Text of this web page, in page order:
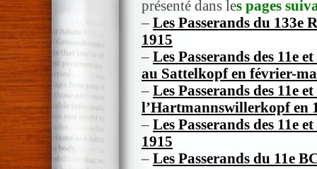
présenté dans les pages
– Les Passerands du 133e
1915
– Les Passerands des 11e
au Sattelkopf en février-
– Les Passerands des 11e
l’Hartmannswillerkopf en
– Les Passerands des 11e
1915
– Les Passerands du 11e